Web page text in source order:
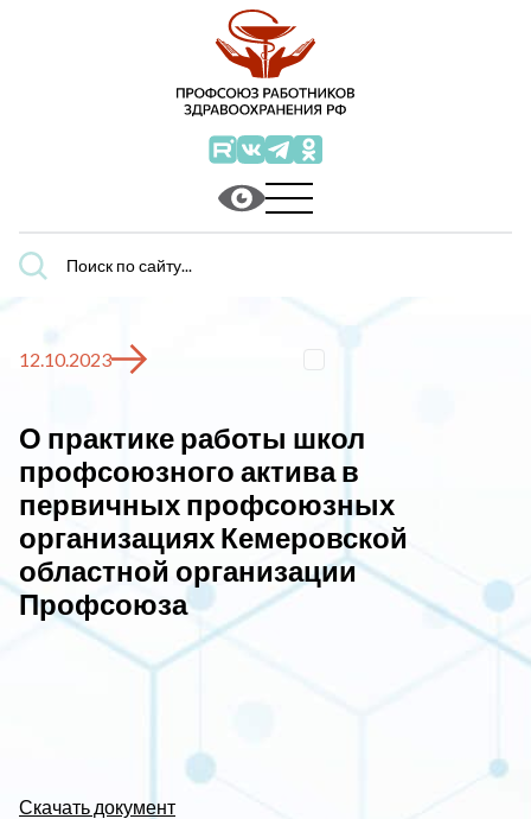
Поиск
по
12.10.2023
О практике работы школ
профсоюзного актива в
первичных профсоюзных
организациях Кемеровской
областной организации
Профсоюза
Скачать документ